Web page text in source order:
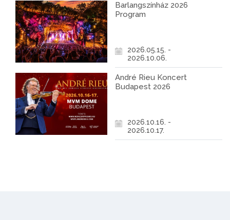
Barlangszínház 2026
Program
2026.05.15. -
2026.10.06.
André Rieu Koncert
Budapest 2026
2026.10.16. -
2026.10.17.